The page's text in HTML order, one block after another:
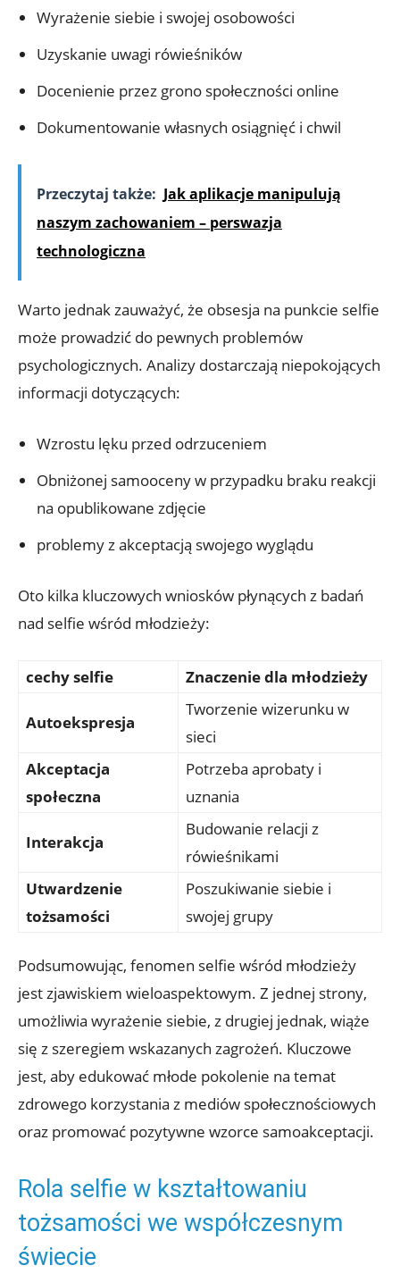
Wyrażenie siebie i swojej osobowości
Uzyskanie uwagi rówieśników
Docenienie przez grono społeczności online
Dokumentowanie własnych ⁤osiągnięć i chwil
Przeczytaj także: Jak aplikacje manipulują
naszym zachowaniem – perswazja
technologiczna
Warto jednak ⁢zauważyć, że obsesja na punkcie selfie
może prowadzić do pewnych problemów
psychologicznych. Analizy dostarczają niepokojących
informacji ⁤dotyczących:
Wzrostu lęku przed odrzuceniem
Obniżonej samooceny w przypadku⁣ braku reakcji
na opublikowane zdjęcie
problemy z akceptacją swojego wyglądu
Oto kilka kluczowych wniosków płynących z‌ badań
nad selfie wśród młodzieży:
cechy selfie Znaczenie dla młodzieży
Autoekspresja
Tworzenie​ wizerunku w
sieci
Akceptacja
społeczna
Potrzeba aprobaty i⁢
uznania
Interakcja
Budowanie relacji z
rówieśnikami
Utwardzenie
tożsamości
Poszukiwanie siebie i
swojej grupy
Podsumowując, fenomen selfie wśród młodzieży
jest zjawiskiem wieloaspektowym. Z jednej strony,
umożliwia​ wyrażenie siebie, z​ drugiej jednak,​ wiąże
się‌ z szeregiem wskazanych ⁣zagrożeń. Kluczowe
‌jest, aby⁤ edukować ⁢młode pokolenie na temat
zdrowego korzystania z mediów społecznościowych
oraz promować ⁢pozytywne wzorce samoakceptacji.
Rola selfie w kształtowaniu‍
tożsamości we współczesnym
świecie